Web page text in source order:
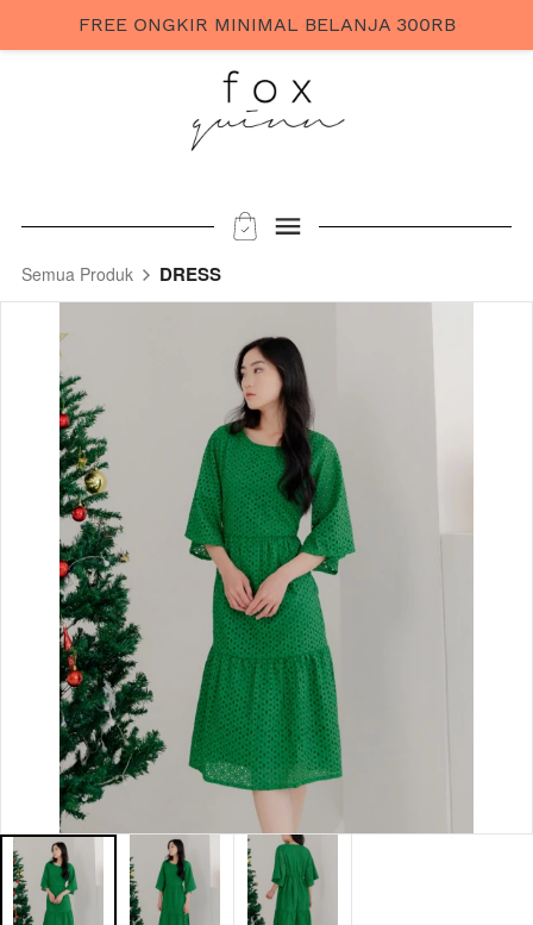
Semua Produk DRESS
FREE ONGKIR MINIMAL BELANJA 300RB